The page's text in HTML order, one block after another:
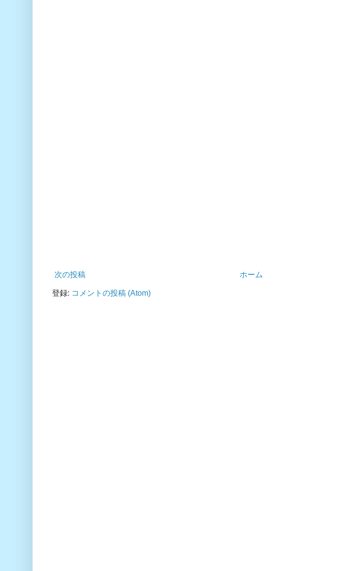
次の投稿 ホーム
登録: コメントの投稿 (Atom)